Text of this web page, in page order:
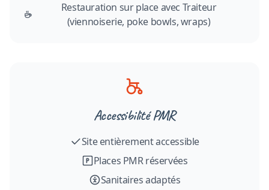
Restauration sur place avec Traiteur
(viennoiserie, poke bowls, wraps)
Accessibilité PMR
Site entièrement accessible
Places PMR réservées
Sanitaires adaptés